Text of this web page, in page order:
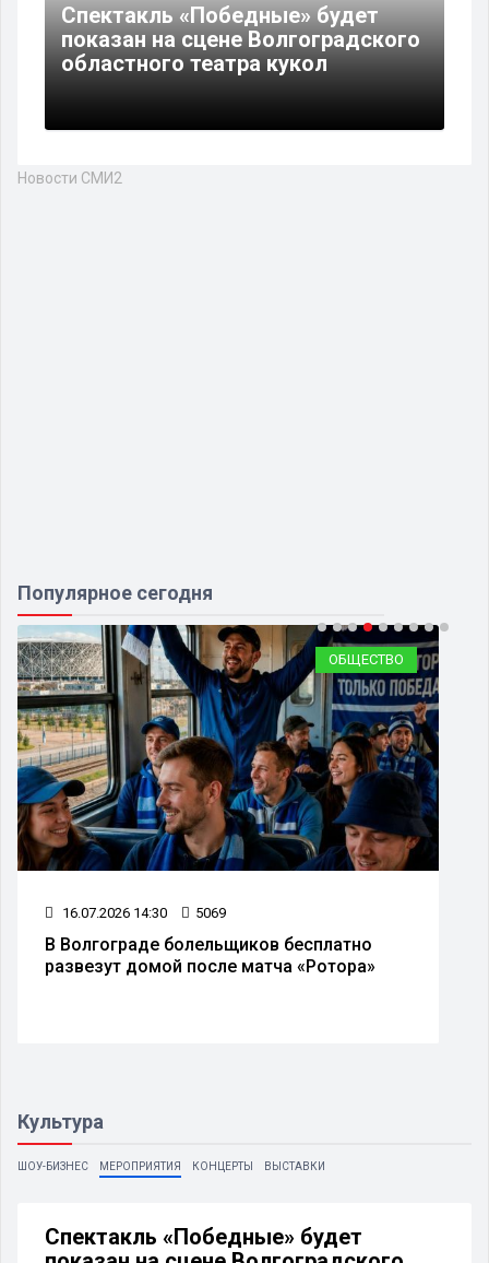
Спектакль «Победные» будет
показан на сцене Волгоградского
областного театра кукол
Новости СМИ2
Популярное сегодня
ОБЩЕСТВО
28.07.2026 14:27 4164
Экстремальная жара ожидается в
Волгограде и области
Культура
ШОУ-БИЗНЕС МЕРОПРИЯТИЯ КОНЦЕРТЫ ВЫСТАВКИ
Спектакль «Победные» будет